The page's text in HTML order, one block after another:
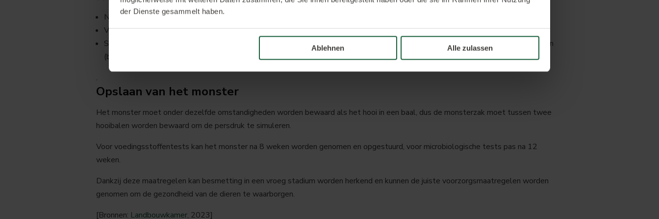
der Dienste gesammelt haben.
Ablehnen Alle zulassen
Neem vlak voor het persen ongeveer 20 afzonderlijke monsters van de hooizwaden.
Verdel de monsternemingspunten gelijkmatig over het gebied en reik stevig in het zwad om alle plantendelen mee te nemen.
Samenvoegen van de afzonderlijke monsters tot een gemengd monster, verkleinen tot 3 liter en in een luchtdoorlatende zak doen
(bv. jutezak of Raschelzak).
.
Opslaan van het monster
Het monster moet onder dezelfde omstandigheden worden bewaard als het hooi in een baal, dus de monsterzak moet tussen twee
hooibalen worden bewaard om de persdruk te simuleren.
Voor voedingsstoffentests kan het monster na 8 weken worden genomen en opgestuurd, voor microbiologische tests pas na 12
weken.
Dankzij deze maatregelen kan besmetting in een vroeg stadium worden herkend en kunnen de juiste voorzorgsmaatregelen worden
genomen om de gezondheid van de dieren te waarborgen.
[Bronnen: Landbouwkamer, 2023]